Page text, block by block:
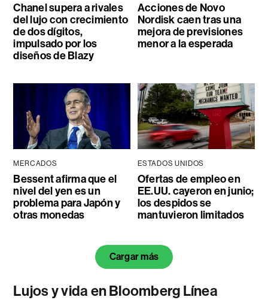
Chanel supera a rivales
del lujo con crecimiento
de dos dígitos,
impulsado por los
diseños de Blazy
Acciones de Novo
Nordisk caen tras una
mejora de previsiones
menor a la esperada
MERCADOS
Bessent afirma que el
nivel del yen es un
problema para Japón y
otras monedas
ESTADOS UNIDOS
Ofertas de empleo en
EE.UU. cayeron en junio;
los despidos se
mantuvieron limitados
Cargar más
Lujos y vida en Bloomberg Línea